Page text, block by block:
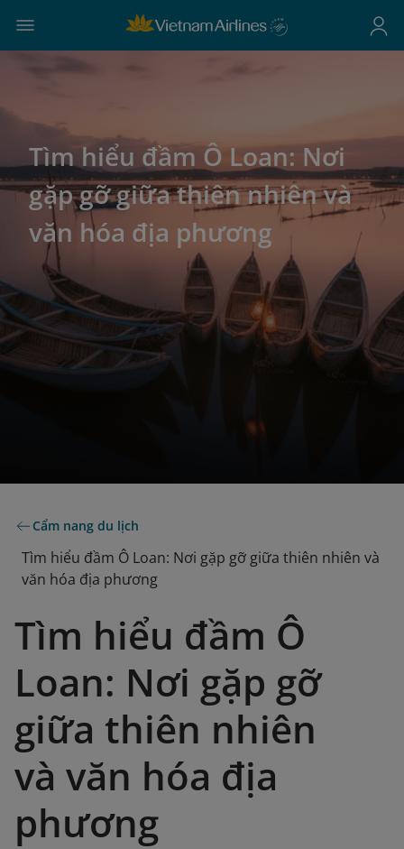
Tìm hiểu đầm Ô Loan: Nơi
gặp gỡ giữa thiên nhiên và
văn hóa địa phương
Cẩm nang du lịch
Tìm hiểu đầm Ô Loan: Nơi gặp gỡ giữa thiên nhiên và
văn hóa địa phương
Tìm hiểu đầm Ô
Loan: Nơi gặp gỡ
giữa thiên nhiên
và văn hóa địa
phương